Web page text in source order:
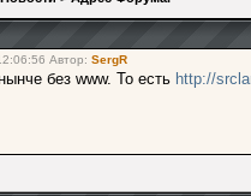
Автор: SergR
без www. То есть http://